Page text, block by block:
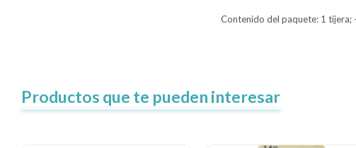
Contenido del paquete: 1 tijera;
Productos que te pueden interesar